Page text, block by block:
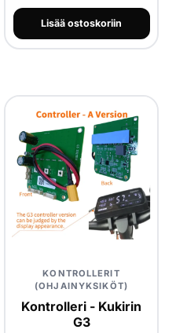
Lisää ostoskoriin
KONTROLLERIT
(OHJAINYKSIKÖT)
Kontrolleri - Kukirin
G3